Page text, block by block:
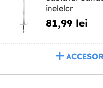
inelelor
81,99 lei